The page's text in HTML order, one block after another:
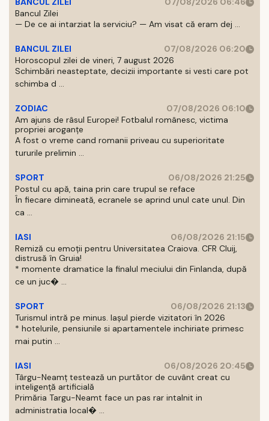
Bancul Zilei
— De ce ai intarziat la serviciu? — Am visat că eram dej ...
BANCUL ZILEI
07/08/2026 06:20
Horoscopul zilei de vineri, 7 august 2026
Schimbări neasteptate, decizii importante si vesti care pot
schimba d ...
ZODIAC
07/08/2026 06:10
Am ajuns de râsul Europei! Fotbalul românesc, victima
propriei aroganțe
A fost o vreme cand romanii priveau cu superioritate
tururile prelimin ...
SPORT
06/08/2026 21:25
Postul cu apă, taina prin care trupul se reface
În fiecare dimineată, ecranele se aprind unul cate unul. Din
ca ...
IASI
06/08/2026 21:15
Remiză cu emoții pentru Universitatea Craiova. CFR Cluij,
distrusă în Gruia!
* momente dramatice la finalul meciului din Finlanda, după
ce un juc� ...
SPORT
06/08/2026 21:13
Turismul intră pe minus. Iașul pierde vizitatori în 2026
* hotelurile, pensiunile si apartamentele inchiriate primesc
mai putin ...
IASI
06/08/2026 20:45
Târgu-Neamț testează un purtător de cuvânt creat cu
inteligență artificială
Primăria Targu-Neamt face un pas rar intalnit in
administratia local� ...